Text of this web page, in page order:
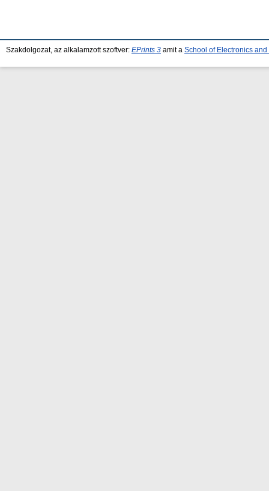
Szakdolgozat, az alkalamzott szoftver: EPrints 3 amit a School of Electronics